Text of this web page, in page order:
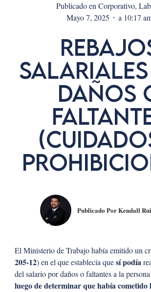
Publicado enCorporativo,
Mayo 7, 2025
a 10:17
Daños
Publicado PorKendall
El Ministerio de Trabajo había emitido un
205-12) en el que establecía quesí podía
del salario por daños o faltantes a la
luego de determinar que había cometido